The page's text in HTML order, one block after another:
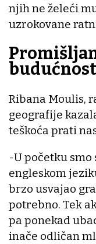
njih ne želeći
uzrokovane
Ribana Moulis,
geografije
teškoća prati
-U početku
engleskom
brzo usvajao
potrebno. Tek
pa ponekad
inače odličan